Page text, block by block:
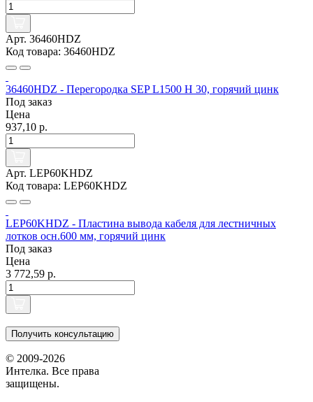
Арт. 36460HDZ
Код товара: 36460HDZ
36460HDZ - Перегородка SEP L1500 Н 30, горячий цинк
Под заказ
Цена
937,10 р.
Арт. LEP60KHDZ
Код товара: LEP60KHDZ
LEP60KHDZ - Пластина вывода кабеля для лестничных
лотков осн.600 мм, горячий цинк
Под заказ
Цена
3 772,59 р.
Получить консультацию
© 2009-2026
Интелка. Все права
защищены.